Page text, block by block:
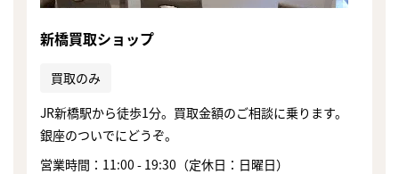
新橋買取ショップ
買取のみ
JR新橋駅から徒歩1分。買取金額のご相談に乗ります。
銀座のついでにどうぞ。
営業時間：11:00 - 19:30（定休日：日曜日）